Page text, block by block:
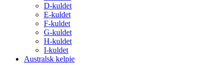
D-kuldet
E-kuldet
F-kuldet
G-kuldet
H-kuldet
I-kuldet
Australsk kelpie